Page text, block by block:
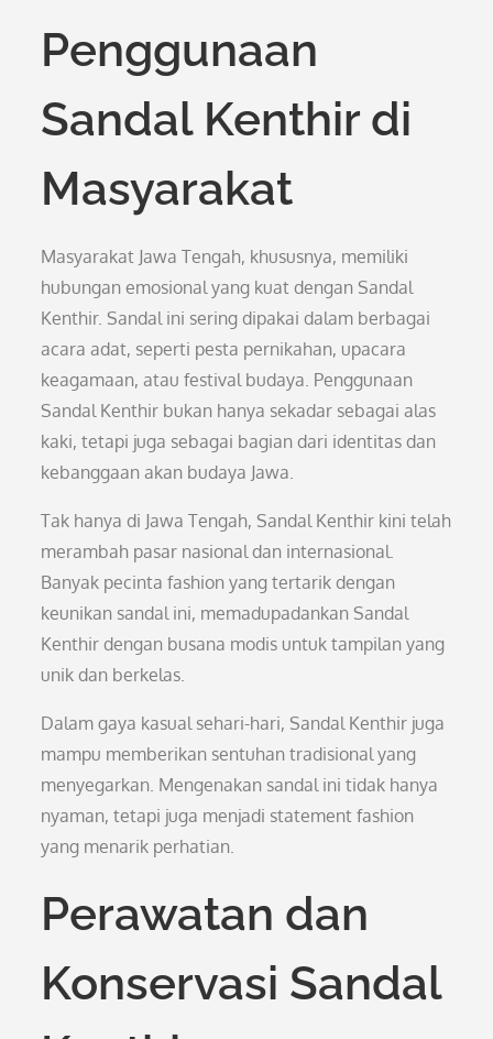
Penggunaan
Sandal Kenthir di
Masyarakat
Masyarakat Jawa Tengah, khususnya, memiliki
hubungan emosional yang kuat dengan Sandal
Kenthir. Sandal ini sering dipakai dalam berbagai
acara adat, seperti pesta pernikahan, upacara
keagamaan, atau festival budaya. Penggunaan
Sandal Kenthir bukan hanya sekadar sebagai alas
kaki, tetapi juga sebagai bagian dari identitas dan
kebanggaan akan budaya Jawa.
Tak hanya di Jawa Tengah, Sandal Kenthir kini telah
merambah pasar nasional dan internasional.
Banyak pecinta fashion yang tertarik dengan
keunikan sandal ini, memadupadankan Sandal
Kenthir dengan busana modis untuk tampilan yang
unik dan berkelas.
Dalam gaya kasual sehari-hari, Sandal Kenthir juga
mampu memberikan sentuhan tradisional yang
menyegarkan. Mengenakan sandal ini tidak hanya
nyaman, tetapi juga menjadi statement fashion
yang menarik perhatian.
Perawatan dan
Konservasi Sandal